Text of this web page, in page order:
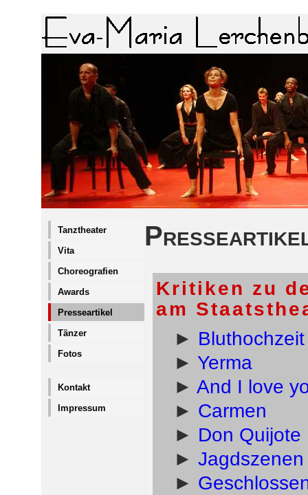
Tanztheater
Vita
Choreografien
Awards
Presseartikel
Tänzer
Fotos
Kontakt
Impressum
Kritiken zu
am
Bluthochzeit
Yerma
And I love
Carmen
Don Quijote
Jagdszenen